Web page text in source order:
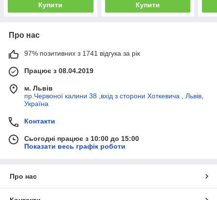
Купити Купити
Про нас
97% позитивних з 1741 відгука за рік
Працює з 08.04.2019
м. Львів
пр.Червоної калини 38 ,вхід з сторони Хоткевича , Львів,
Україна
Контакти
Сьогодні працює з 10:00 до 15:00
Показати весь графік роботи
Про нас